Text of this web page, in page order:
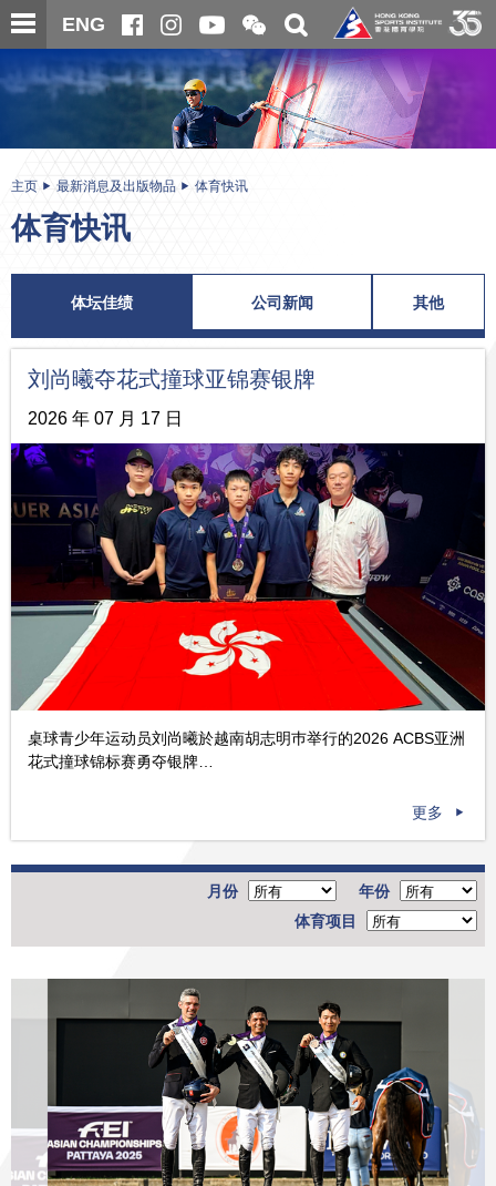
跳
至
内
ENG
开
合
微
信
二
维
码
关
搜
寻
内
主页 最新消息及出版物品 体育快讯
体育快讯
体坛佳绩 公司新闻 其他
刘尚曦夺花式撞球亚锦赛银牌
2026 年 07 月 17 日
桌球青少年运动员刘尚曦於越南胡志明巿举行的2026 ACBS亚洲
花式撞球锦标赛勇夺银牌…
更多
年份
月份
体育项目